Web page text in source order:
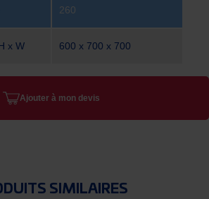
260
x W 600 x 700 x 700
Ajouter à mon devis
SIMILAIRES